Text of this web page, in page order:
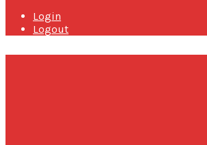
Login
Logout